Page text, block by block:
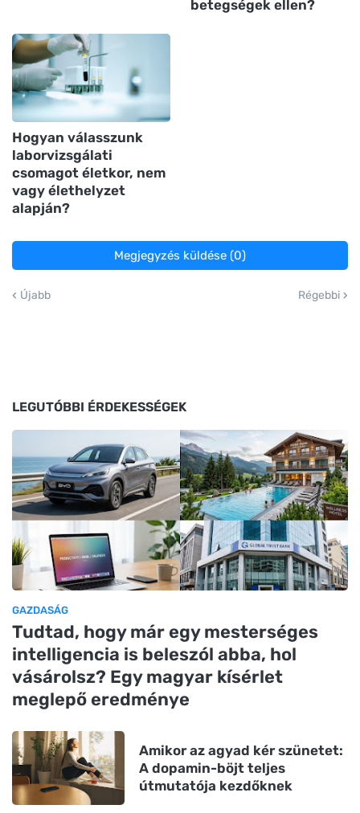
betegségek ellen?
Hogyan válasszunk
laborvizsgálati
csomagot életkor, nem
vagy élethelyzet
alapján?
Megjegyzés küldése (0)
Újabb Régebbi
LEGUTÓBBI ÉRDEKESSÉGEK
GAZDASÁG
Tudtad, hogy már egy mesterséges
intelligencia is beleszól abba, hol
vásárolsz? Egy magyar kísérlet
meglepő eredménye
Amikor az agyad kér szünetet:
A dopamin-böjt teljes
útmutatója kezdőknek